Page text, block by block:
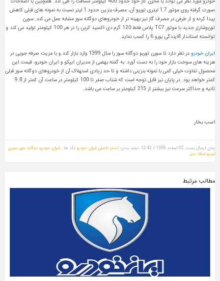
صورت گرفته روی موتور 1.7 لیتری توربو آن، مصرف بنزین حدود 1 لیتر نسبت به نمونه های قبلی کاهش
پیدا کرده و از طرفی در مصرف گاز نیز بهینه تر از خودروهای دوگانه سوز مشابه عمل می کند. سورن
توربوشارژر جدید با موتور TC7 پلاس فقط 120 گرم دی اکسید کربن را در هر 100 کیلومتر تولید می کند و
توانسته استاندار آلایندگی یورو 6 را کسب نماید.
ایران خودرو
در نظر دارد تا سورن توربو دوگانه سوز را سال 1399 وارد بازار کند و با مزیت صرفه جویی در
هزینه های سوخت بازار خود را به دست آورد. به گفته بهضی از مدیران ایپکو و ایران خودرو، قیمت این
محصول تفاوت خیلی کمی با نمونه بنزینی داشته و تا حد زیادی استهلاک آن از خودروهای دوگانه سوز قبلی
کمتر خواهد بود. در پایان نیز قابل توجه است که شتاب صفر تا 100 کیلومتر در ساعت آن کمتر از 9.8
ثانیه و حداکثر سرعت نیز بیشتر از 215 کیلومتر بر ساعت می باشد.
اسب بخار
زمان ارسال پست: 02 اسفند 1398 | 12:42 دسته بندی: اخبار داخلی, ایران خودرو تگ ها: , ایران خودرو, دوگانه سوز, سورن
توربو لینک خبر
مطالب مرتبط